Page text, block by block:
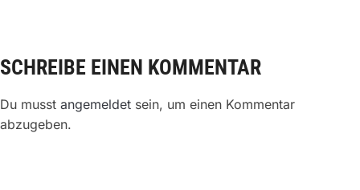
SCHREIBE EINEN KOMMENTAR
Du musst angemeldet sein, um einen Kommentar
abzugeben.